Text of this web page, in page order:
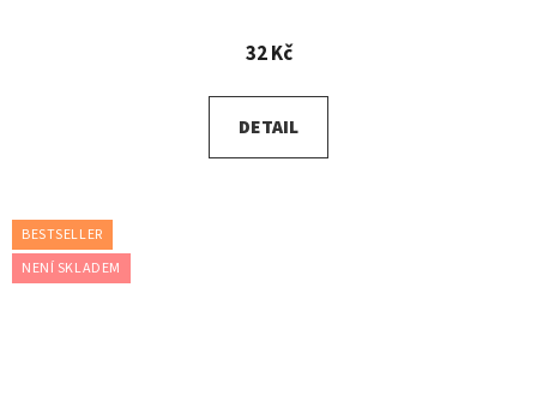
32 Kč
DETAIL
BESTSELLER
NENÍ SKLADEM